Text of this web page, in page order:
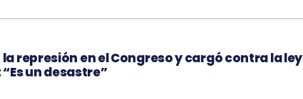
represión en el Congreso y cargó contra la ley
un desastre”